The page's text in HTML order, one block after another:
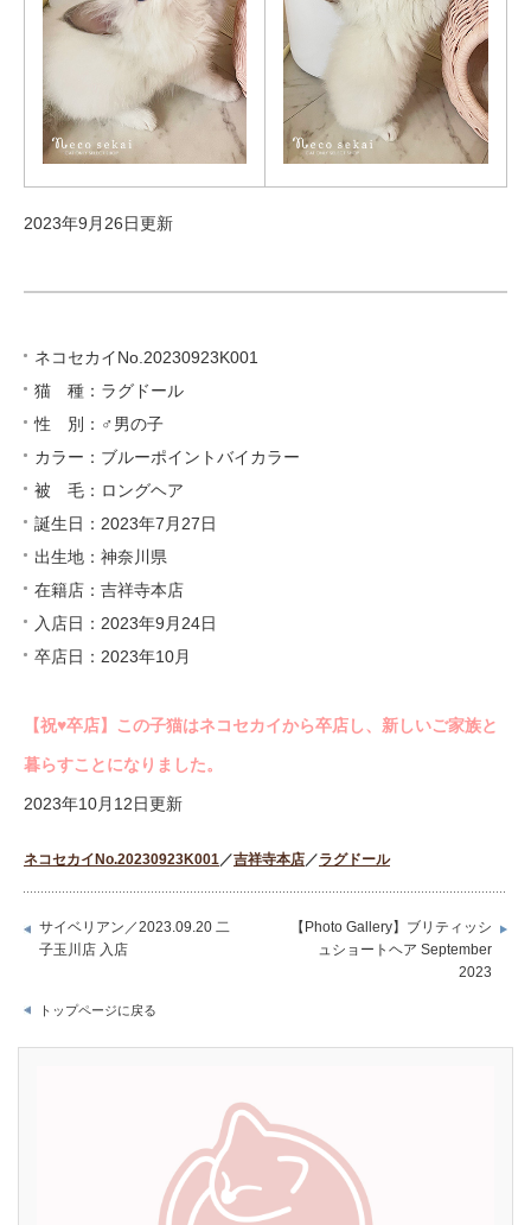
2023年9月26日更新
ネコセカイNo.20230923K001
猫 種：ラグドール
性 別：♂男の子
カラー：ブルーポイントバイカラー
被 毛：ロングヘア
誕生日：2023年7月27日
出生地：神奈川県
在籍店：吉祥寺本店
入店日：2023年9月24日
卒店日：2023年10月
【祝♥︎卒店】この子猫はネコセカイから卒店し、新しいご家族と
暮らすことになりました。
2023年10月12日更新
ネコセカイNo.20230923K001 ／吉祥寺本店 ／ラグドール
サイベリアン／2023.09.20 二
子玉川店 入店
【Photo Gallery】ブリティッシ
ュショートヘア September
2023
トップページに戻る